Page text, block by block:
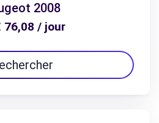
2008
76,08 / jour